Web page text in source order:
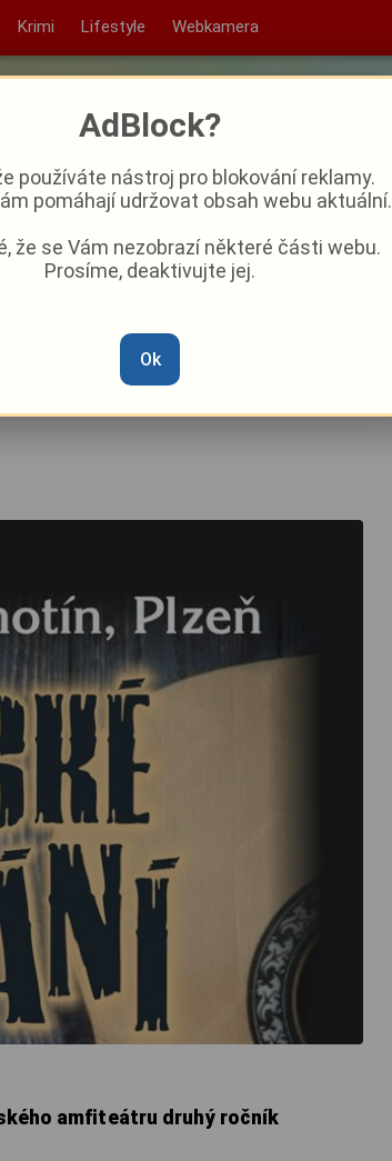
Krimi Lifestyle Webkamera
trampskou
amfiteátru druhý ročník
AdBlock?
používáte nástroj pro blokování reklamy.
pomáhají udržovat obsah webu aktuální.
že se Vám nezobrazí některé části webu.
Prosíme, deaktivujte jej.
Ok